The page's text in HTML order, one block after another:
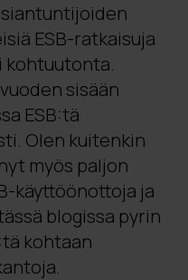
ESB-ratkaisuja
kohtuutonta.
sisään
ESB:tä
Olen kuitenkin
myös paljon
käyttöönottoja ja
blogissa pyrin
kohtaan